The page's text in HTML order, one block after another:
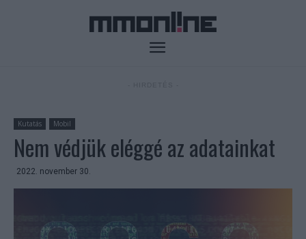
Kutatás Mobil
Nem védjük eléggé az adatainkat
2022. november 30.